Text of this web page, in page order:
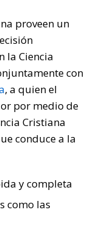
proveen un
la Ciencia
con
, a quien el
por medio de
Cristiana
conduce a la
y completa
como las